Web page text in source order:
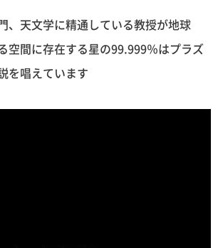
、天文学に精通している教授が地球
空間に存在する星の99.999％はプラズ
を唱えています